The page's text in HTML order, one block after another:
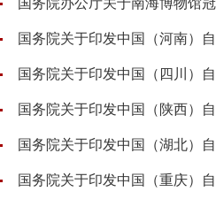
国务院办公厅关于南海博物馆
国务院关于印发中国（河南）
国务院关于印发中国（四川）
国务院关于印发中国（陕西）
国务院关于印发中国（湖北）
国务院关于印发中国（重庆）